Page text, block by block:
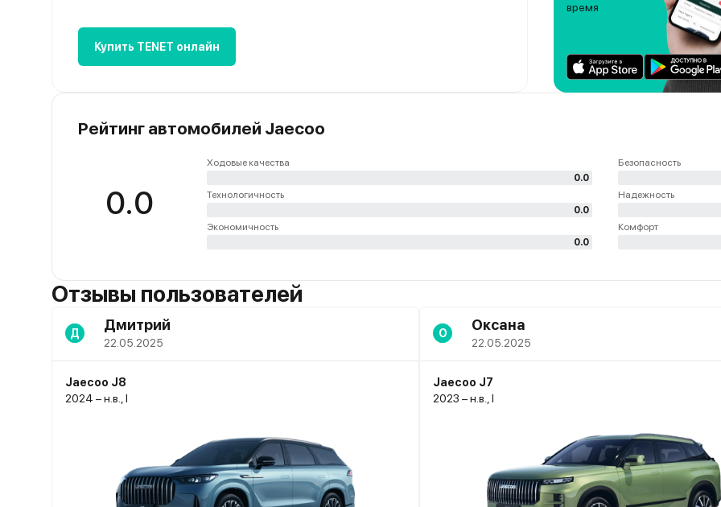
Купить TENET онлайн
время
Рейтинг автомобилей Jaecoo
0.0
Ходовые качества
0.0
Технологичность
0.0
Экономичность
0.0
Безопасность
Надежность
Комфорт
Отзывы пользователей
Д Дмитрий
22.05.2025
Jaecoo J8
2024 – н.в., I
О Оксана
22.05.2025
Jaecoo J7
2023 – н.в., I